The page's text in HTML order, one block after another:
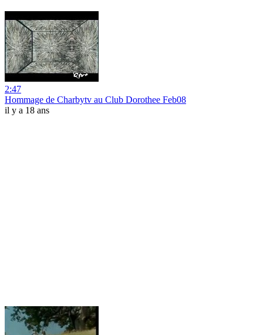
2:47
Hommage de Charbytv au Club Dorothee Feb08
il y a 18 ans